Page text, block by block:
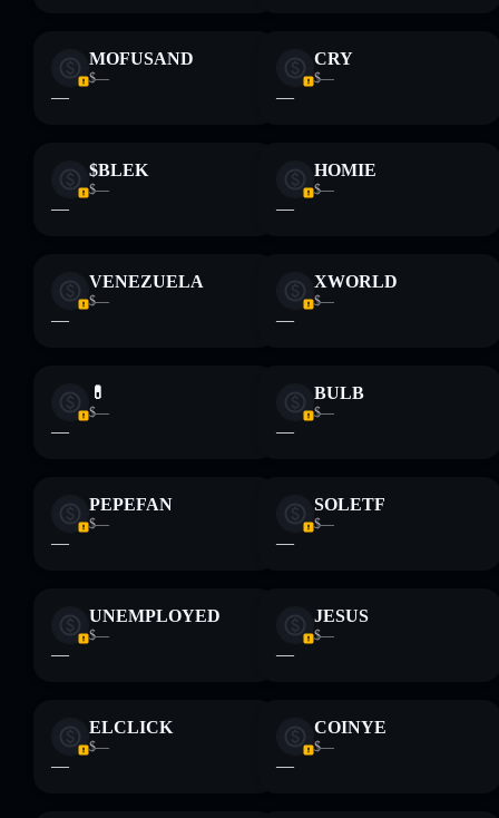
MOFUSAND
$—
—
CRY
$—
—
$BLEK
$—
—
HOMIE
$—
—
VENEZUELA
$—
—
XWORLD
$—
—
💊
$—
—
BULB
$—
—
PEPEFAN
$—
—
SOLETF
$—
—
UNEMPLOYED
$—
—
JESUS
$—
—
ELCLICK
$—
—
COINYE
$—
—